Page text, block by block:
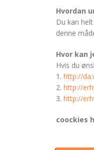
Hvordan
Du kan
denne
Hvor kan
Hvis du
1. http://
2. http://
3. http://
coockies